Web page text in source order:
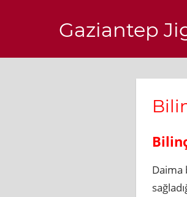
Gaziantep